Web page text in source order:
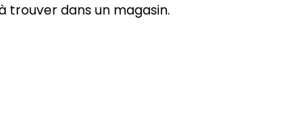
trouver dans un magasin.